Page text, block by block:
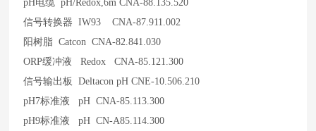
pH 电缆 pH/Redox,6m CNA-88.135.520
信号转换器 IW93 CNA-87.911.002
阳树脂 Catcon CNA-82.841.030
ORP缓冲液 Redox CNA-85.121.300
信号输出板 Deltacon pH CNE-10.506.210
pH7标准液 pH CNA-85.113.300
pH9标准液 pH CN-A85.114.300